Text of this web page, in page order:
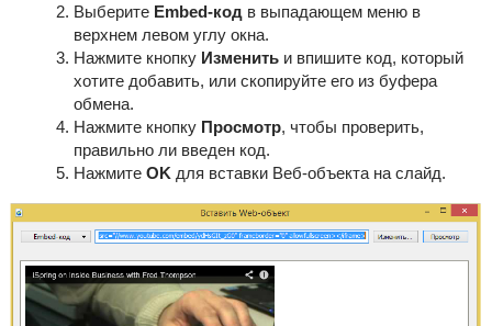
Выберите Embed-код в выпадающем меню в
верхнем левом углу окна.
Нажмите кнопку Изменитьи впишите код, который
хотите добавить, или скопируйте его из буфера
обмена.
Нажмите кнопку Просмотр, чтобы проверить,
правильно ли введен код.
Нажмите OK для вставки Веб-объекта на слайд.